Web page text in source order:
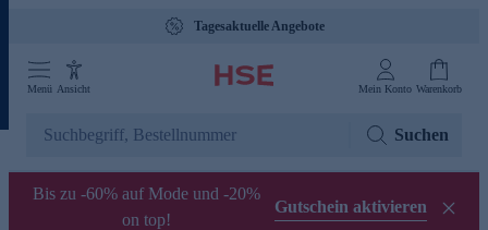
Tagesaktuelle Angebote
Menü Ansicht Mein Konto Warenkorb
Suchen
Bis zu -60% auf Mode und -20%
on top!
Gutschein aktivieren